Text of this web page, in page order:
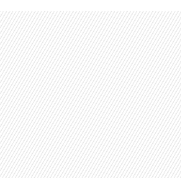
Skip to main content